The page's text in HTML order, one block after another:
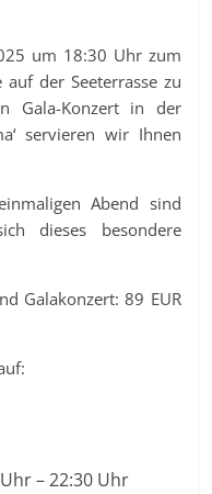
um 18:30 Uhr zum
der Seeterrasse zu
Gala-Konzert in der
servieren wir Ihnen
Abend sind
dieses besondere
Galakonzert: 89 EUR
– 22:30 Uhr